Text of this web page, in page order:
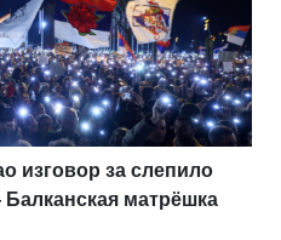
изговор за слепило
матрёшка